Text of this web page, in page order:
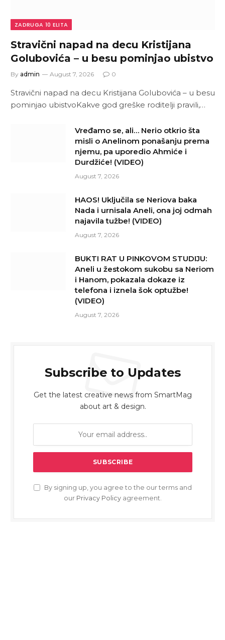
ZADRUGA 10 ELITA
Stravični napad na decu Kristijana
Golubovića – u besu pominjao ubistvo
By admin August 7, 2026 0
Stravični napad na decu Kristijana Golubovića – u besu
pominjao ubistvoKakve god greške roditelji pravili,…
Vređamo se, ali… Nerio otkrio šta
misli o Anelinom ponašanju prema
njemu, pa uporedio Ahmiće i
Durdžiće! (VIDEO)
August 7, 2026
HAOS! Uključila se Neriova baka
Nada i urnisala Aneli, ona joj odmah
najavila tužbe! (VIDEO)
August 7, 2026
BUKTI RAT U PINKOVOM STUDIJU:
Aneli u žestokom sukobu sa Neriom
i Hanom, pokazala dokaze iz
telefona i iznela šok optužbe!
(VIDEO)
August 7, 2026
Subscribe to Updates
Get the latest creative news from SmartMag
about art & design.
By signing up, you agree to the our terms and
our Privacy Policy agreement.